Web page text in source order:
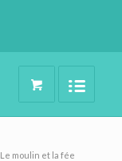
Le moulin et la fée